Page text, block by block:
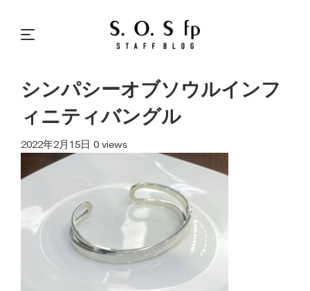
シンパシーオブソウルインフ
ィニティバングル
2022年2月15日 0 views